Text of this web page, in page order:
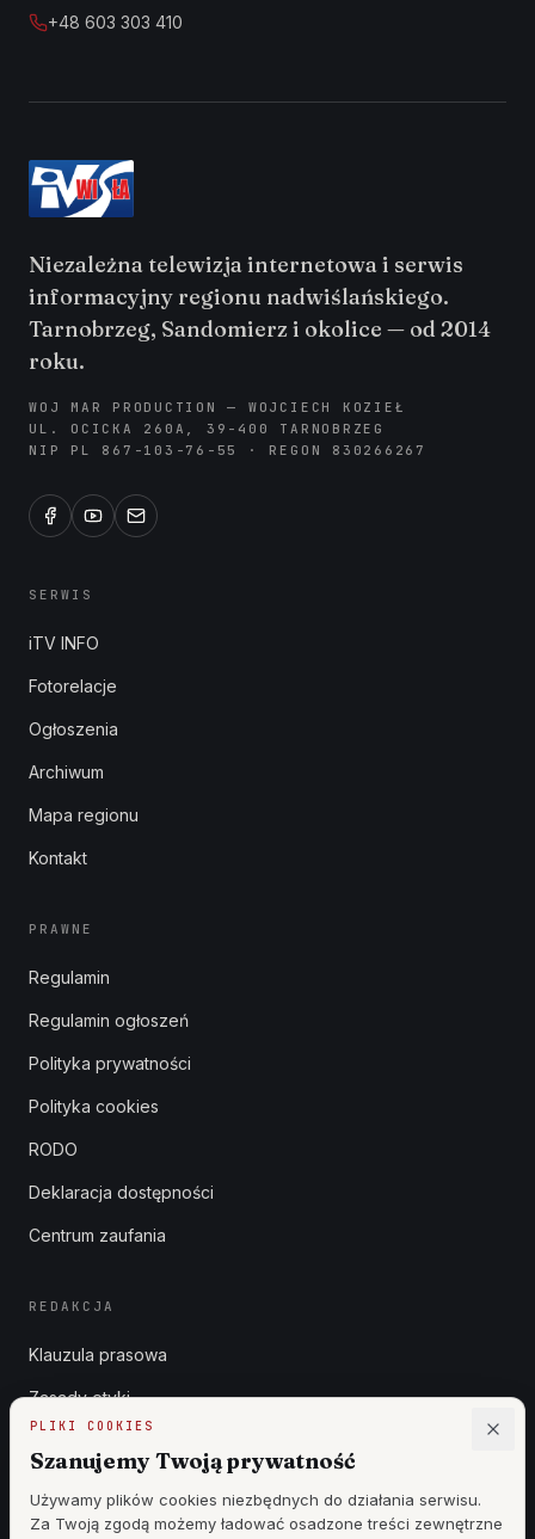
PLIKI COOKIES
Szanujemy Twoją prywatność
Używamy plików cookies niezbędnych do działania serwisu.
Za Twoją zgodą możemy ładować osadzone treści zewnętrzne
+48 603 303 410
Niezależna telewizja internetowa i serwis
informacyjny regionu nadwiślańskiego.
Tarnobrzeg, Sandomierz i okolice — od 2014
roku.
WOJ MAR PRODUCTION — WOJCIECH KOZIEŁ
UL. OCICKA 260A, 39-400 TARNOBRZEG
NIP PL 867-103-76-55 · REGON 830266267
SERWIS
iTV INFO
Fotorelacje
Ogłoszenia
Archiwum
Mapa regionu
Kontakt
PRAWNE
Regulamin
Regulamin ogłoszeń
Polityka prywatności
Polityka cookies
RODO
Deklaracja dostępności
Centrum zaufania
REDAKCJA
Klauzula prasowa
Zasady etyki
Cennik